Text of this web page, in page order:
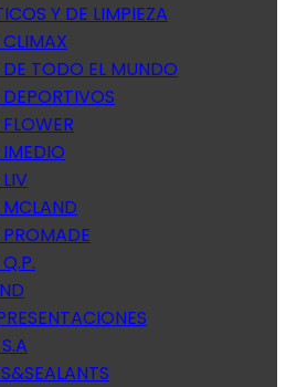
Y DE LIMPIEZA
TODO EL MUNDO